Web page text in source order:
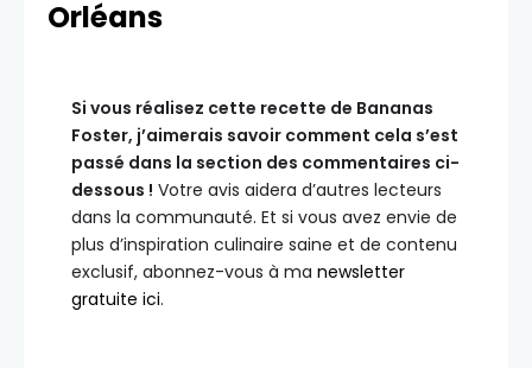
Orléans
Si vous réalisez cette recette de Bananas
Foster, j’aimerais savoir comment cela s’est
passé dans la section des commentaires ci-
dessous ! Votre avis aidera d’autres lecteurs
dans la communauté. Et si vous avez envie de
plus d’inspiration culinaire saine et de contenu
exclusif, abonnez-vous à ma newsletter
gratuite ici.